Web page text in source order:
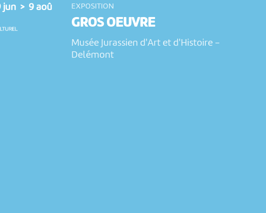
jun > 9 aoû EXPOSITION
GROS OEUVRE
Musée Jurassien d'Art et d'Histoire -
Delémont